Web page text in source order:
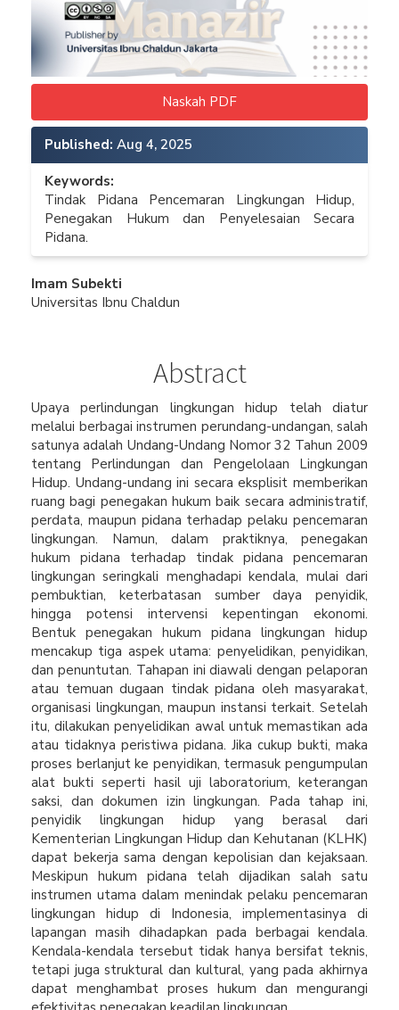
Naskah PDF
Published: Aug 4, 2025
Keywords:
Tindak Pidana Pencemaran Lingkungan Hidup,
Penegakan Hukum dan Penyelesaian Secara
Pidana.
Main
Imam Subekti
Universitas Ibnu Chaldun
Abstract
Upaya perlindungan lingkungan hidup telah diatur
melalui berbagai instrumen perundang-undangan, salah
satunya adalah Undang-Undang Nomor 32 Tahun 2009
tentang Perlindungan dan Pengelolaan Lingkungan
Hidup. Undang-undang ini secara eksplisit memberikan
ruang bagi penegakan hukum baik secara administratif,
perdata, maupun pidana terhadap pelaku pencemaran
lingkungan. Namun, dalam praktiknya, penegakan
hukum pidana terhadap tindak pidana pencemaran
lingkungan seringkali menghadapi kendala, mulai dari
pembuktian, keterbatasan sumber daya penyidik,
hingga potensi intervensi kepentingan ekonomi.
Bentuk penegakan hukum pidana lingkungan hidup
mencakup tiga aspek utama: penyelidikan, penyidikan,
dan penuntutan. Tahapan ini diawali dengan pelaporan
atau temuan dugaan tindak pidana oleh masyarakat,
organisasi lingkungan, maupun instansi terkait. Setelah
itu, dilakukan penyelidikan awal untuk memastikan ada
atau tidaknya peristiwa pidana. Jika cukup bukti, maka
proses berlanjut ke penyidikan, termasuk pengumpulan
alat bukti seperti hasil uji laboratorium, keterangan
saksi, dan dokumen izin lingkungan. Pada tahap ini,
penyidik lingkungan hidup yang berasal dari
Kementerian Lingkungan Hidup dan Kehutanan (KLHK)
dapat bekerja sama dengan kepolisian dan kejaksaan.
Meskipun hukum pidana telah dijadikan salah satu
instrumen utama dalam menindak pelaku pencemaran
lingkungan hidup di Indonesia, implementasinya di
lapangan masih dihadapkan pada berbagai kendala.
Kendala-kendala tersebut tidak hanya bersifat teknis,
tetapi juga struktural dan kultural, yang pada akhirnya
dapat menghambat proses hukum dan mengurangi